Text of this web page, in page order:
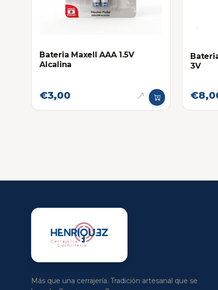
Bateria Maxell AAA 1.5V
Alcalina
€3,00
3V
Más que una cerrajería. Tradición artesanal que se